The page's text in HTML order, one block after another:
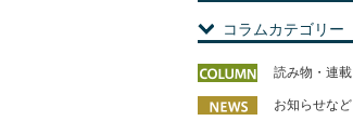
コラムカテゴリー
読み物・連載
お知らせなど